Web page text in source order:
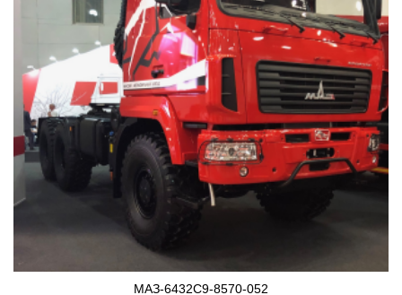
МАЗ-6432C9-8570-052